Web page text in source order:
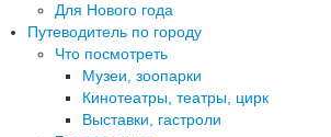
Для Нового года
Путеводитель по городу
Что посмотреть
Музеи, зоопарки
Кинотеатры, театры, цирк
Выставки, гастроли